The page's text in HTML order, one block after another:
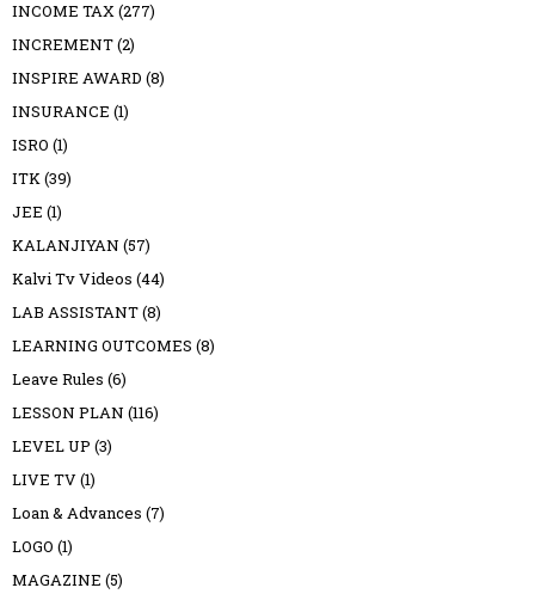
INCOME TAX(277)
INCREMENT(2)
INSPIRE AWARD (8)
INSURANCE (1)
ISRO (1)
ITK(39)
JEE (1)
KALANJIYAN (57)
Kalvi Tv Videos (44)
LAB ASSISTANT(8)
LEARNING OUTCOMES (8)
Leave Rules (6)
LESSON PLAN (116)
LEVEL UP (3)
LIVE TV(1)
Loan & Advances (7)
LOGO (1)
MAGAZINE (5)